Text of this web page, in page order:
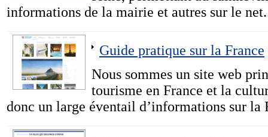
informations de la mairie et autres sur le net.
Guide pratique sur la France
Nous sommes un site web
tourisme en France et la
donc un large éventail d’informations sur la